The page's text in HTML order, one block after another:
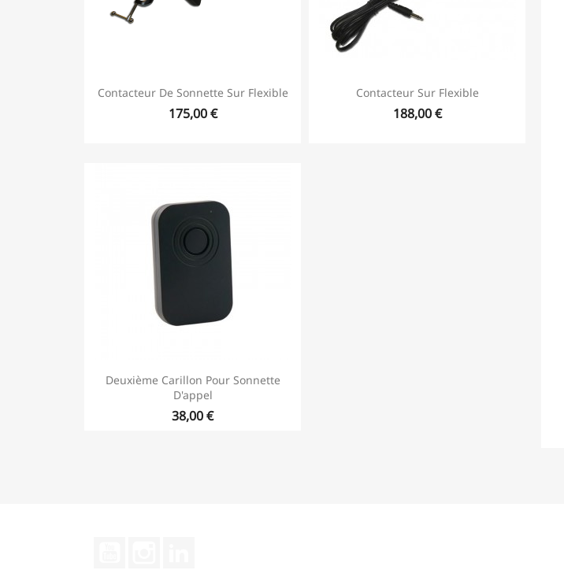
Contacteur De Sonnette Sur Flexible
175,00 €
Contacteur Sur Flexible
188,00 €
Deuxième Carillon Pour Sonnette
D'appel
38,00 €